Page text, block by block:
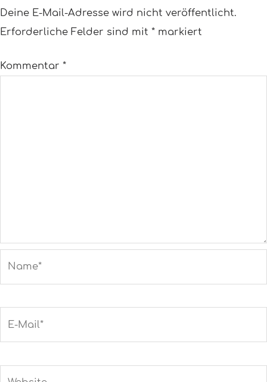
Deine E-Mail-Adresse wird nicht veröffentlicht.
Erforderliche Felder sind mit * markiert
Kommentar *